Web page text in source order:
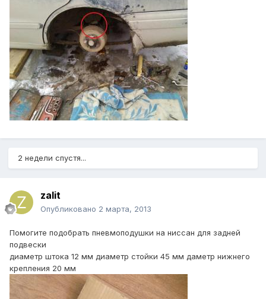
2 недели спустя...
zalit
Опубликовано 2 марта, 2013
Помогите подобрать пневмоподушки на ниссан для задней
подвески
диаметр штока 12 мм диаметр стойки 45 мм даметр нижнего
крепления 20 мм